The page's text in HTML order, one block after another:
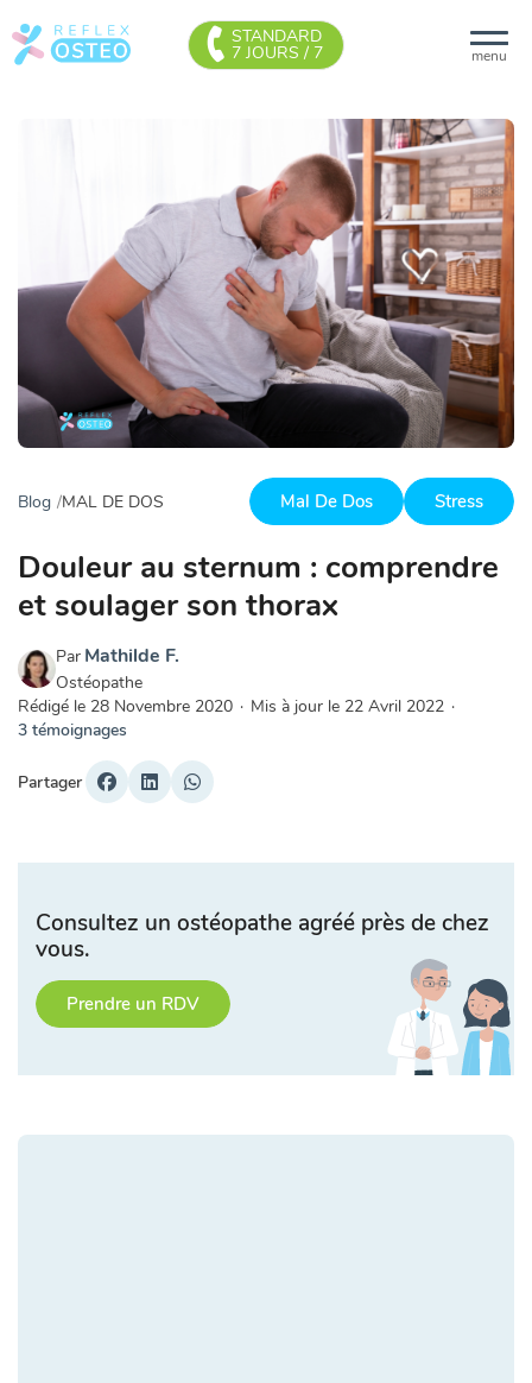
menu
STANDARD
7 JOURS / 7
Blog MAL DE DOS Mal De Dos Stress
Douleur au sternum : comprendre
et soulager son thorax
Par Mathilde F.
Ostéopathe
Rédigé le 28 Novembre 2020 · Mis à jour le 22 Avril 2022 ·
3 témoignages
Partager
Consultez un ostéopathe agréé près de chez
vous.
Prendre un RDV